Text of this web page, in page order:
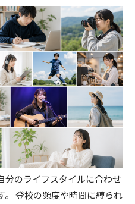
分のライフスタイルに合わせ
。 登校の頻度や時間に縛られ